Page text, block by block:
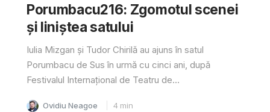
Porumbacu216: Zgomotul scenei
și liniștea satului
Iulia Mizgan și Tudor Chirilă au ajuns în satul
Porumbacu de Sus în urmă cu cinci ani, după
Festivalul Internațional de Teatru de...
Ovidiu Neagoe 4 min